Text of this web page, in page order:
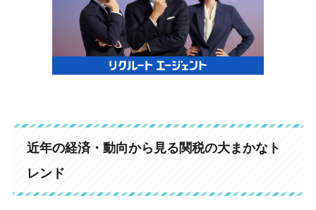
近年の経済・動向から見る関税の大まかなト
レンド